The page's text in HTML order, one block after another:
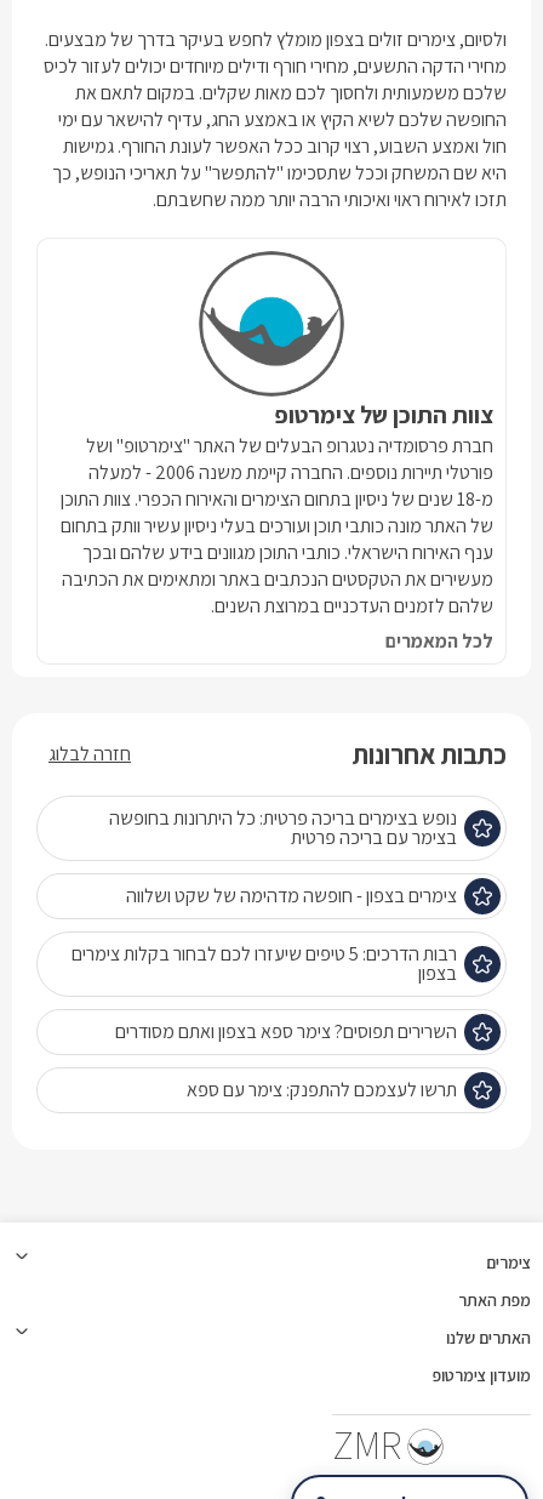
ולסיום,צימרים זולים בצפוןמומלץ לחפש בעיקר בדרך של מבצעים.
מחירי הדקה התשעים, מחירי חורף ודילים מיוחדים יכולים לעזור לכיס
שלכם משמעותית ולחסוך לכם מאות שקלים. במקום לתאם את
החופשה שלכם לשיא הקיץ או באמצע החג, עדיף להישאר עם ימי
חול ואמצע השבוע, רצוי קרוב ככל האפשר לעונת החורף. גמישות
היא שם המשחק וככל שתסכימו "להתפשר" על תאריכי הנופש, כך
תזכו לאירוח ראוי ואיכותי הרבה יותר ממה שחשבתם.
צוות התוכן של צימרטופ
חברת פרסומדיה נטגרופ הבעלים של האתר "צימרטופ" ושל
פורטלי תיירות נוספים. החברה קיימת משנה 2006 - למעלה
מ-18 שנים של ניסיון בתחום הצימרים והאירוח הכפרי. צוות התוכן
של האתר מונה כותבי תוכן ועורכים בעלי ניסיון עשיר וותק בתחום
ענף האירוח הישראלי. כותבי התוכן מגוונים בידע שלהם ובכך
מעשירים את הטקסטים הנכתבים באתר ומתאימים את הכתיבה
שלהם לזמנים העדכניים במרוצת השנים.
לכל המאמרים
כתבות אחרונות
נופש בצימרים בריכה פרטית: כל היתרונות בחופשה
בצימר עם בריכה פרטית
צימרים בצפון - חופשה מדהימה של שקט ושלווה
רבות הדרכים: 5 טיפים שיעזרו לכם לבחור בקלות צימרים
בצפון
השרירים תפוסים? צימר ספא בצפון ואתם מסודרים
תרשו לעצמכם להתפנק: צימר עם ספא
חזרה לבלוג
ZMR
צימרטופ
צימרים
מפת האתר
האתרים שלנו
מועדון צימרטופ